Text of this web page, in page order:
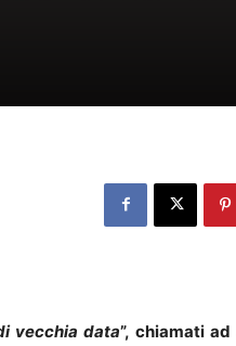
vecchia data”, chiamati